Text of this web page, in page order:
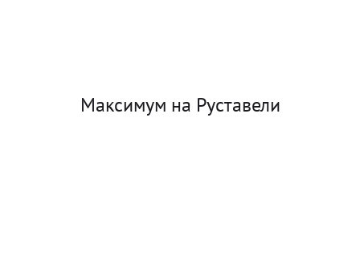
Максимум на Руставели